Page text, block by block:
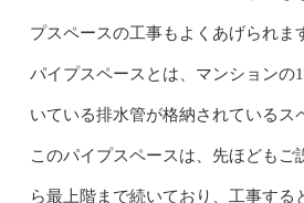
プスペースの工事もよくあげられま
パイプスペースとは、マンションの
いている排水管が格納されているス
このパイプスペースは、先ほどもご
ら最上階まで続いており、工事する